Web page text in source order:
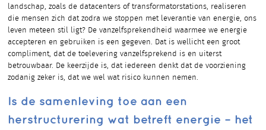
landschap, zoals de datacenters of transformatorstations, realiseren
die mensen zich dat zodra we stoppen met leverantie van energie, ons
leven meteen stil ligt? De vanzelfsprekendheid waarmee we energie
accepteren en gebruiken is een gegeven. Dat is wellicht een groot
compliment, dat de toelevering vanzelfsprekend is en uiterst
betrouwbaar. De keerzijde is, dat iedereen denkt dat de voorziening
zodanig zeker is, dat we wel wat risico kunnen nemen.
Is de samenleving toe aan een
herstructurering wat betreft energie – het